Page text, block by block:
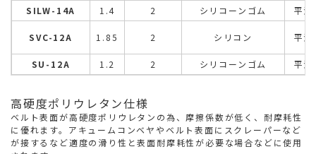
SILW-14A
1.4 2 シリコーンゴム 平滑
SVC-12A 1.85 2 シリコン 平滑
SU-12A 1.2 2 シリコーンゴム 平滑
高硬度ポリウレタン仕様
ベルト表面が高硬度ポリウレタンの為、摩擦係数が低く、耐摩耗性
に優れます。アキュームコンベヤやベルト表面にスクレーパーなど
が接するなど適度の滑り性と表面耐摩耗性が必要な場合などに使用